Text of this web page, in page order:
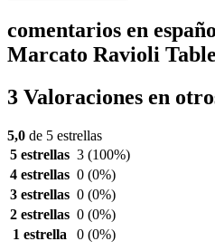
comentarios en
Marcato Ravioli
3 Valoraciones en
5,0 de 5 estrellas
5 estrellas 3 (100%)
4 estrellas 0 (0%)
3 estrellas 0 (0%)
2 estrellas 0 (0%)
1 estrella
0 (0%)